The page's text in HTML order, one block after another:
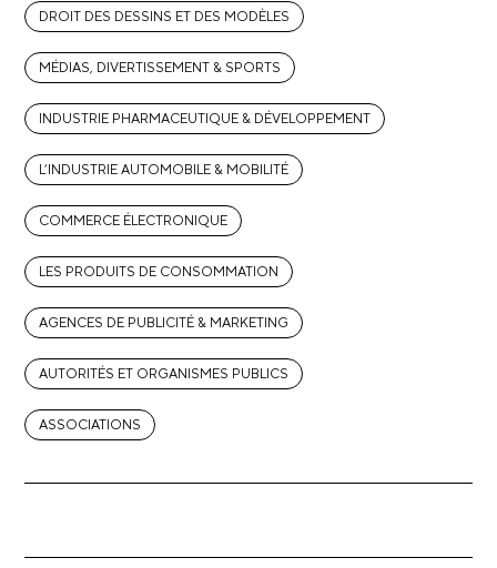
DROIT DES DESSINS ET DES MODÈLES
MÉDIAS, DIVERTISSEMENT & SPORTS
INDUSTRIE PHARMACEUTIQUE & DÉVELOPPEMENT
L’INDUSTRIE AUTOMOBILE & MOBILITÉ
COMMERCE ÉLECTRONIQUE
LES PRODUITS DE CONSOMMATION
AGENCES DE PUBLICITÉ & MARKETING
AUTORITÉS ET ORGANISMES PUBLICS
ASSOCIATIONS